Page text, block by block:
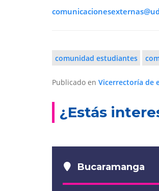
comunidad estudiantes
Publicado en Vicerrectoría de
¿Estás
Bucaramanga